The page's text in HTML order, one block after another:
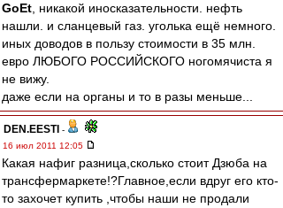
GoEt , никакой иносказательности. нефть
нашли. и сланцевый газ. уголька ещё немного.
иных доводов в пользу стоимости в 35 млн.
евро ЛЮБОГО РОССИЙСКОГО ногомячиста я
не вижу.
даже если на органы и то в разы меньше...
DEN.EESTI -
16 июл 2011 12:05
Какая нафиг разница,сколько стоит Дзюба на
трансфермаркете!?Главное,если вдруг его кто-
то захочет купить ,чтобы наши не продали